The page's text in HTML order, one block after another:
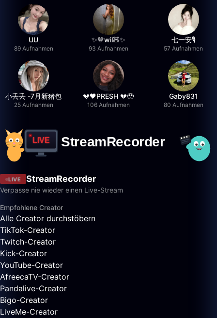
UU
89 Aufnahmen
✨🤎wil🧸✨
93 Aufnahmen
七一安🎙️
57 Aufnahmen
小丢丢 -7月新猪包
25 Aufnahmen
💔🖤PRESH 💔🥹
106 Aufnahmen
Gaby831
80 Aufnahmen
LIVE StreamRecorder
Verpasse nie wieder einen Live-Stream
Empfohlene Creator
Alle Creator durchstöbern
TikTok-Creator
Twitch-Creator
Kick-Creator
YouTube-Creator
AfreecaTV-Creator
Pandalive-Creator
Bigo-Creator
LiveMe-Creator